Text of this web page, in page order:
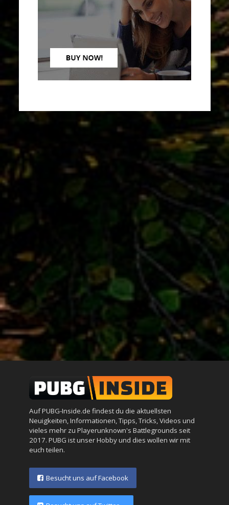
Auf PUBG-Inside.de findest du die aktuellsten
Neuigkeiten, Informationen, Tipps, Tricks, Videos und
vieles mehr zu Playerunknown's Battlegrounds seit
2017. PUBG ist unser Hobby und dies wollen wir mit
euch teilen.
Besucht uns auf Facebook